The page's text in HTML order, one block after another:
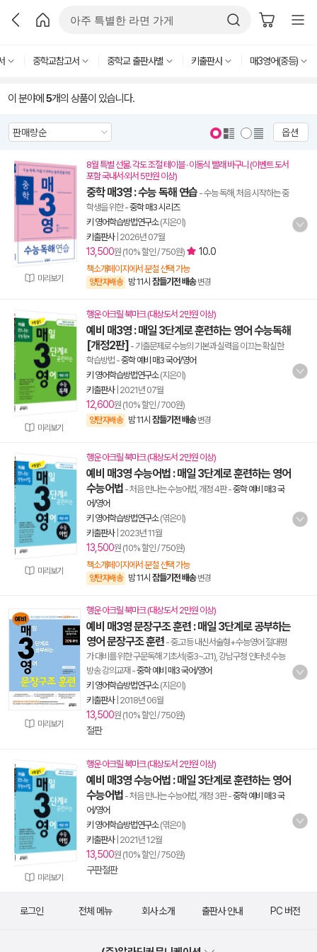
중학교참고서 중학교 출판사별 키출판사 매3영어(중등)
이 분야에 5개의 상품이 있습니다.
옵션
미리보기
8월 특별 선물. 각도 조절 테이블 · 이동식 빨래 바구니 (이벤트 도서
포함 국내서·외서 5만원 이상)
중학 매3영 : 수능 독해 연습 - 수능 독해, 처음 시작하는 중
학생을 위한-중학 매3 시리즈
키 영어학습방법연구소(지은이)
키출판사| 2026년 07월
13,500원 (10% 할인 / 750원) 10.0
책소개페이지에서 분철 선택 가능
양탄자배송 밤 11시 잠들기전 배송 변경
미리보기
행운 아크릴 북마크 (대상도서 2만원 이상)
예비 매3영 : 매일 3단계로 훈련하는 영어 수능독해
[개정2판] - 기출문제로 수능의 기본과 실력을 이끄는 확실한
학습방법 -중학 예비 매3 국어/영어
키 영어학습방법연구소(지은이)
키출판사| 2021년 07월
12,600원 (10% 할인 / 700원)
양탄자배송 밤 11시 잠들기전 배송 변경
미리보기
행운 아크릴 북마크 (대상도서 2만원 이상)
예비 매3영 수능어법 : 매일 3단계로 훈련하는 영어
수능어법 - 처음 만나는 수능어법, 개정 4판-중학 예비 매3 국
어/영어
키 영어학습방법연구소(엮은이)
키출판사| 2023년 11월
13,500원 (10% 할인 / 750원)
책소개페이지에서 분철 선택 가능
양탄자배송 밤 11시 잠들기전 배송 변경
미리보기
행운 아크릴 북마크 (대상도서 2만원 이상)
예비 매3영 문장구조 훈련 : 매일 3단계로 공부하는
영어 문장구조 훈련 - 중.고등 내신서술형+수능영어 절대평
가 대비를 위한 구문독해 기초서(중3~고1), 강남구청 인터넷 수능
방송 강의교재 -중학 예비 매3 국어/영어
키 영어학습방법연구소(지은이)
키출판사| 2018년 06월
13,500원 (10% 할인 / 750원)
절판
미리보기
행운 아크릴 북마크 (대상도서 2만원 이상)
예비 매3영 수능어법 : 매일 3단계로 훈련하는 영어
수능어법 - 처음 만나는 수능어법, 개정 3판-중학 예비 매3 국
어/영어
키 영어학습방법연구소(엮은이)
키출판사| 2021년 12월
13,500원 (10% 할인 / 750원)
구판절판
로그인 전체 메뉴 회사 소개 출판사 안내 PC 버전